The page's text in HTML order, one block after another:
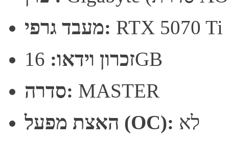
מעבד גרפי: RTX 5070 Ti
זכרון וידאו:16GB
סדרה: MASTER
האצת מפעל (OC): לא